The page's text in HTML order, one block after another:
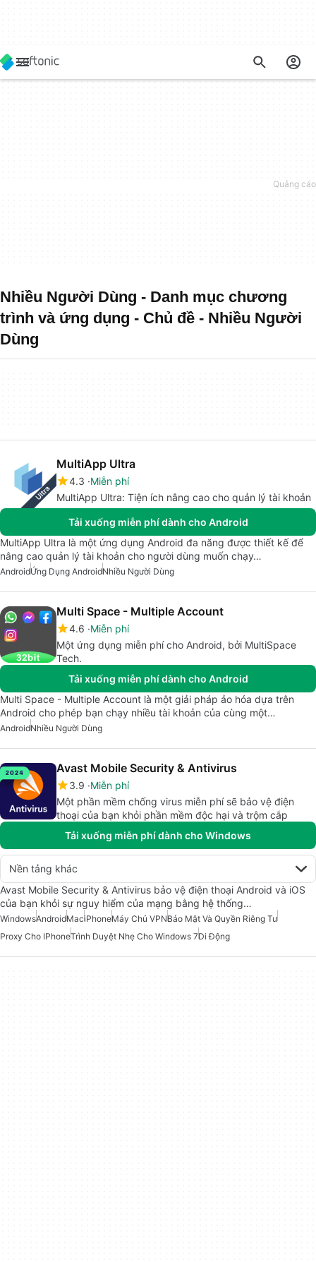
Nhiều Người Dùng - Danh mục chương
trình và ứng dụng - Chủ đề - Nhiều Người
Dùng
MultiApp Ultra
4.3 Miễn phí
MultiApp Ultra: Tiện ích nâng cao cho quản lý tài khoản
Tải xuống miễn phí dành cho Android
MultiApp Ultra là một ứng dụng Android đa năng được thiết kế để
nâng cao quản lý tài khoản cho người dùng muốn chạy…
AndroidỨng Dụng AndroidNhiều Người Dùng
Multi Space - Multiple Account
4.6 Miễn phí
Một ứng dụng miễn phí cho Android, bởi MultiSpace
Tech.
Tải xuống miễn phí dành cho Android
Multi Space - Multiple Account là một giải pháp ảo hóa dựa trên
Android cho phép bạn chạy nhiều tài khoản của cùng một…
AndroidNhiều Người Dùng
Avast Mobile Security & Antivirus
3.9 Miễn phí
Một phần mềm chống virus miễn phí sẽ bảo vệ điện
thoại của bạn khỏi phần mềm độc hại và trộm cắp
Tải xuống miễn phí dành cho Windows
Nền tảng khác
Avast Mobile Security & Antivirus bảo vệ điện thoại Android và iOS
của bạn khỏi sự nguy hiểm của mạng bằng hệ thống…
WindowsAndroidMaciPhoneMáy Chủ VPNBảo Mật Và Quyền Riêng Tư
Proxy Cho IPhoneTrình Duyệt Nhẹ Cho Windows 7Di Động